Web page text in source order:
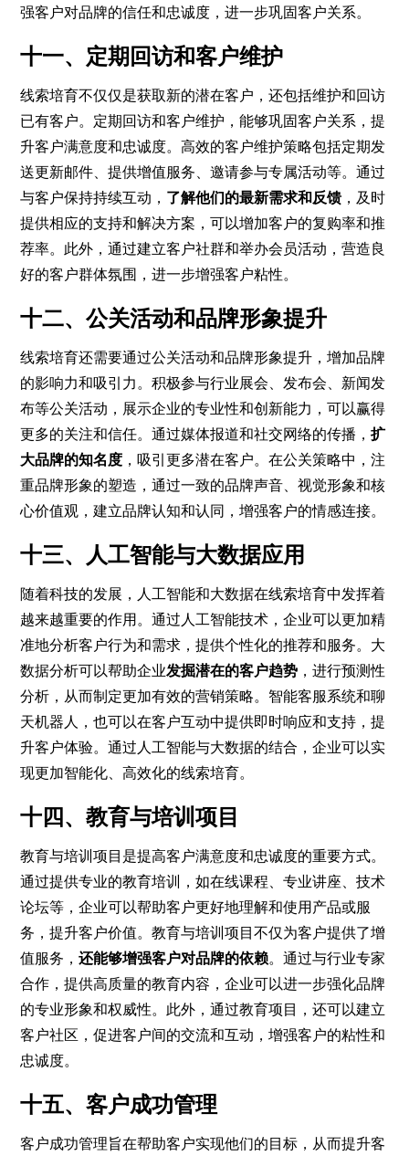
强客户对品牌的信任和忠诚度，进一步巩固客户关系。
十一、定期回访和客户维护
线索培育不仅仅是获取新的潜在客户，还包括维护和回访
已有客户。定期回访和客户维护，能够巩固客户关系，提
升客户满意度和忠诚度。高效的客户维护策略包括定期发
送更新邮件、提供增值服务、邀请参与专属活动等。通过
与客户保持持续互动， 了解他们的最新需求和反馈 ，及时
提供相应的支持和解决方案，可以增加客户的复购率和推
荐率。此外，通过建立客户社群和举办会员活动，营造良
好的客户群体氛围，进一步增强客户粘性。
十二、公关活动和品牌形象提升
线索培育还需要通过公关活动和品牌形象提升，增加品牌
的影响力和吸引力。积极参与行业展会、发布会、新闻发
布等公关活动，展示企业的专业性和创新能力，可以赢得
更多的关注和信任。通过媒体报道和社交网络的传播，扩
大品牌的知名度 ，吸引更多潜在客户。在公关策略中，注
重品牌形象的塑造，通过一致的品牌声音、视觉形象和核
心价值观，建立品牌认知和认同，增强客户的情感连接。
十三、人工智能与大数据应用
随着科技的发展，人工智能和大数据在线索培育中发挥着
越来越重要的作用。通过人工智能技术，企业可以更加精
准地分析客户行为和需求，提供个性化的推荐和服务。大
数据分析可以帮助企业发掘潜在的客户趋势 ，进行预测性
分析，从而制定更加有效的营销策略。智能客服系统和聊
天机器人，也可以在客户互动中提供即时响应和支持，提
升客户体验。通过人工智能与大数据的结合，企业可以实
现更加智能化、高效化的线索培育。
十四、教育与培训项目
教育与培训项目是提高客户满意度和忠诚度的重要方式。
通过提供专业的教育培训，如在线课程、专业讲座、技术
论坛等，企业可以帮助客户更好地理解和使用产品或服
务，提升客户价值。教育与培训项目不仅为客户提供了增
值服务，还能够增强客户对品牌的依赖。通过与行业专家
合作，提供高质量的教育内容，企业可以进一步强化品牌
的专业形象和权威性。此外，通过教育项目，还可以建立
客户社区，促进客户间的交流和互动，增强客户的粘性和
忠诚度。
十五、客户成功管理
客户成功管理旨在帮助客户实现他们的目标，从而提升客